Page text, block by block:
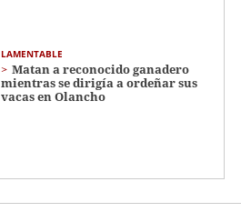
LAMENTABLE
Matan a reconocido ganadero
mientras se dirigía a ordeñar sus
vacas en Olancho